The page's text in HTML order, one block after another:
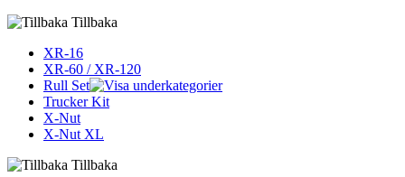
Tillbaka
XR-16
XR-60 / XR-120
Rull Set
Trucker Kit
X-Nut
X-Nut XL
Tillbaka